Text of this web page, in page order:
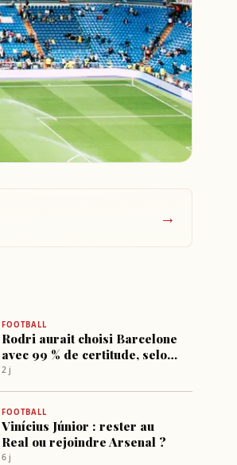
→
FOOTBALL
Rodri aurait choisi Barcelone
avec 99 % de certitude, selon
un influenceur
2 j
FOOTBALL
Vinícius Júnior : rester au
Real ou rejoindre Arsenal ?
6 j